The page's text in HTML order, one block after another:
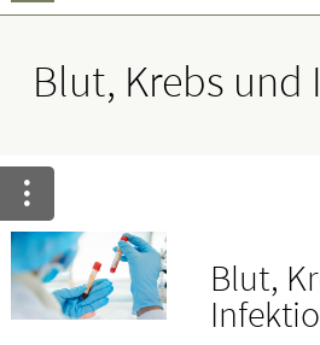
Leistungen
Ratgeber
Krankheiten & Therapie
ELTERN UND KIND
Blut, Krebs und
Blut,